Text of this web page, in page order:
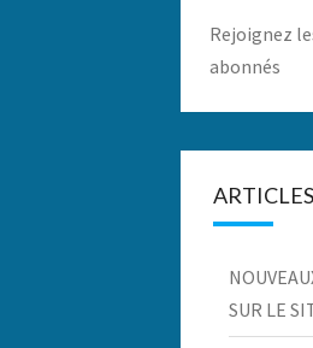
Rejoignez
abonnés
SUR LE